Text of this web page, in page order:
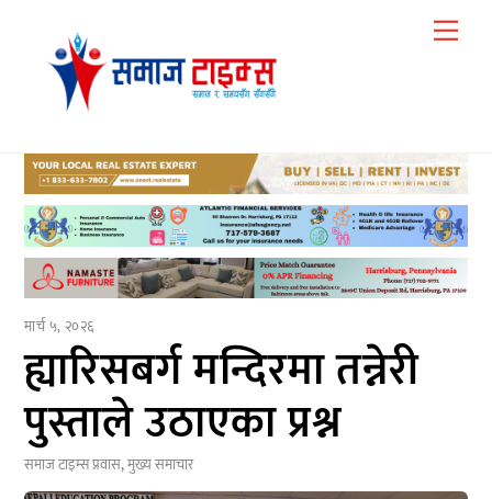
content
मार्च ५, २०२६
ह्यारिसबर्ग मन्दिरमा तन्नेरी
पुस्ताले उठाएका प्रश्न
समाज टाइम्सप्रवास,मुख्य समाचार